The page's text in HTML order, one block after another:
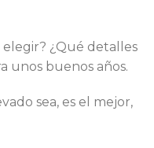
¿Qué detalles
unos buenos años.
sea, es el mejor,